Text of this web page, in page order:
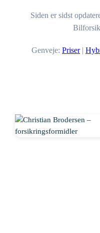
Siden er sidst
Genveje: Priser|